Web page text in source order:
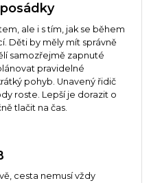
ale i s tím, jak se během
Děti by měly mít správně
samozřejmě zapnuté
pravidelné
pohyb. Unavený řidič
roste. Lepší je dorazit o
tlačit na čas.
cesta nemusí vždy